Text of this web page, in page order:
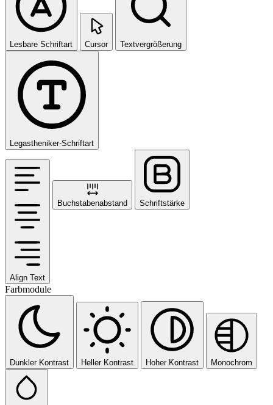
Lesbare Schriftart Cursor Textvergrößerung
Legastheniker-Schriftart
Align Text
Buchstabenabstand Schriftstärke
Farbmodule
Dunkler Kontrast Heller Kontrast Hoher Kontrast Monochrom